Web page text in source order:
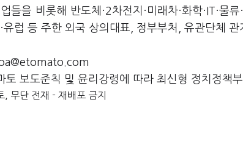
들을 비롯해 반도체·2차전지·미래차·화학·IT·물
유럽 등 주한 외국 상의대표, 정부부처, 유관단체
토 보도준칙 및 윤리강령에 따라 최신형 정치정책
무단 전재 - 재배포 금지